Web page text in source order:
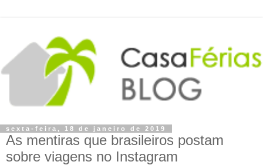
sexta-feira, 18 de janeiro de 2019
As mentiras que brasileiros postam
sobre viagens no Instagram